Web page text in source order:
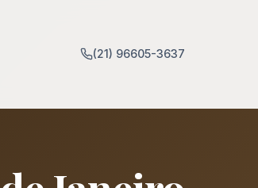
(21) 96605-3637